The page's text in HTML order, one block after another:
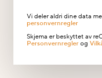
Vi deler aldri dine data
personvernregler
Skjema er beskyttet av
Personvernreglerog